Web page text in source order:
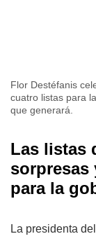
Flor Destéfanis
cuatro listas para
que generará.
Las listas
sorpresas
para la
La presidenta